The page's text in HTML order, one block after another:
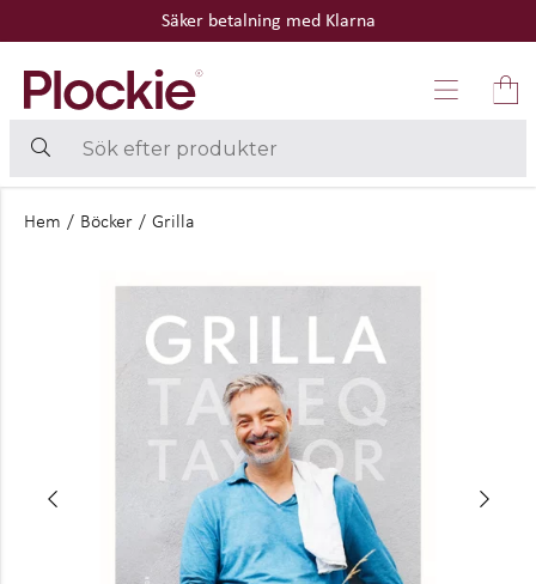
Säker betalning med Klarna
Hem / Böcker / Grilla